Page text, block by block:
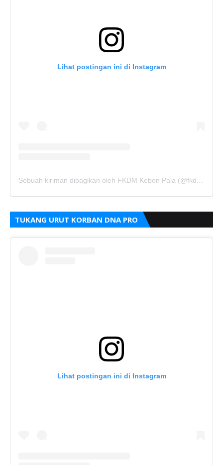
Lihat postingan ini di Instagram
Sebuah kiriman dibagikan oleh FKDM Kebon Pala (@fkdm_kebonpala)
TUKANG URUT KORBAN DNA PRO
Lihat postingan ini di Instagram